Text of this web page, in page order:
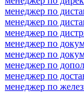
менеджер по
менеджер по
менеджер по
менеджер по
менеджер по
менеджер по
менеджер по
менеджер по